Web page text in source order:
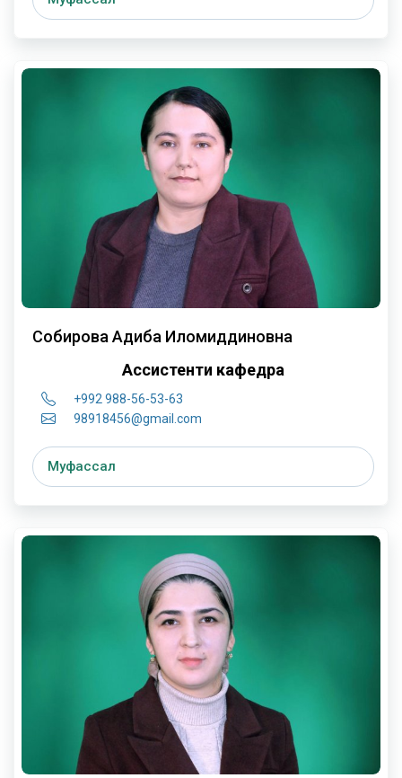
Собирова Адиба Илҳомиддиновна
Ассистенти кафедра
+992 988-56-53-63
98918456@gmail.com
Муфассал